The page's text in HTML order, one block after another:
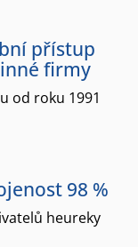
přístup
firmy
od roku 1991
98 %
heureky